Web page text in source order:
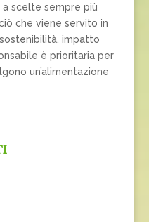
scelte sempre più
che viene servito in
impatto
è prioritaria per
un’alimentazione